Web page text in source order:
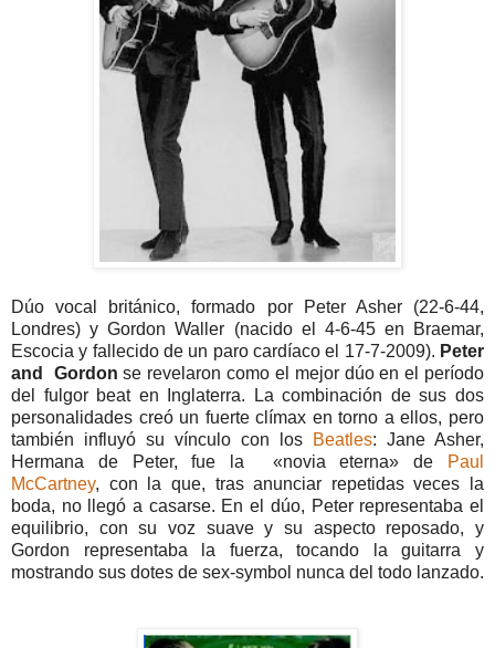
Dúo vocal británico, formado por Peter Asher (22-6-44,
Londres) y Gordon Waller (nacido el 4-6-45 en Braemar,
Escocia y fallecido de un paro cardíaco el 17-7-2009). Peter
and Gordon se revelaron como el mejor dúo en el período
del fulgor beat en Inglaterra. La combinación de sus dos
personalidades creó un fuerte clímax en torno a ellos, pero
también influyó su vínculo con los
Beatles: Jane Asher,
Hermana de Peter, fue la «novia eterna» de
Paul
McCartney, con la que, tras anunciar repetidas veces la
boda, no llegó a casarse. En el dúo, Peter representaba el
equilibrio, con su voz suave y su aspecto reposado, y
Gordon representaba la fuerza, tocando la guitarra y
mostrando sus dotes de sex-symbol nunca del todo lanzado.